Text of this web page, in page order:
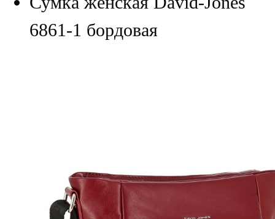
6861-1 бордовая